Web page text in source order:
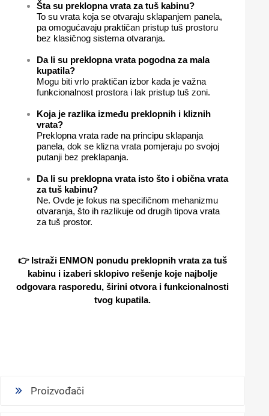
Šta su preklopna vrata za tuš kabinu?
To su vrata koja se otvaraju sklapanjem panela,
pa omogućavaju praktičan pristup tuš prostoru
bez klasičnog sistema otvaranja.
Da li su preklopna vrata pogodna za mala
kupatila?
Mogu biti vrlo praktičan izbor kada je važna
funkcionalnost prostora i lak pristup tuš zoni.
Koja je razlika između preklopnih i kliznih
vrata?
Preklopna vrata rade na principu sklapanja
panela, dok se klizna vrata pomjeraju po svojoj
putanji bez preklapanja.
Da li su preklopna vrata isto što i obična vrata
za tuš kabinu?
Ne. Ovde je fokus na specifičnom mehanizmu
otvaranja, što ih razlikuje od drugih tipova vrata
za tuš prostor.
👉 Istraži ENMON ponudu preklopnih vrata za tuš
kabinu i izaberi sklopivo rešenje koje najbolje
odgovara rasporedu, širini otvora i funkcionalnosti
tvog kupatila.
Proizvođači